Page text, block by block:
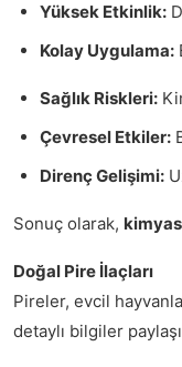
Yüksek Etkinlik:
Kolay Uygulama:
Sağlık Riskleri:
Çevresel Etkiler:
Direnç Gelişimi:
Sonuç olarak,
Doğal Pire İlaçları
Pireler, evcil
detaylı bilgiler